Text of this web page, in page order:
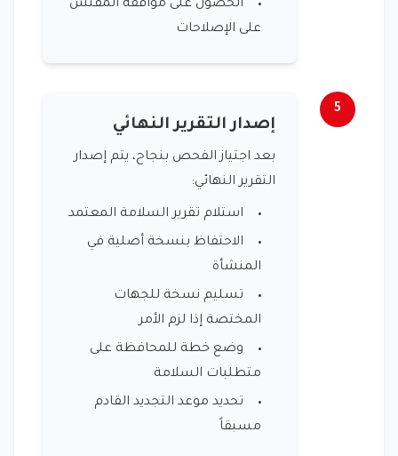
الحصول على موافقة المفتش
على الإصلاحات
5
إصدار التقرير النهائي
بعد اجتياز الفحص بنجاح، يتم إصدار
التقرير النهائي:
استلام تقرير السلامة المعتمد
الاحتفاظ بنسخة أصلية في
المنشأة
تسليم نسخة للجهات
المختصة إذا لزم الأمر
وضع خطة للمحافظة على
متطلبات السلامة
تحديد موعد التجديد القادم
مسبقاً